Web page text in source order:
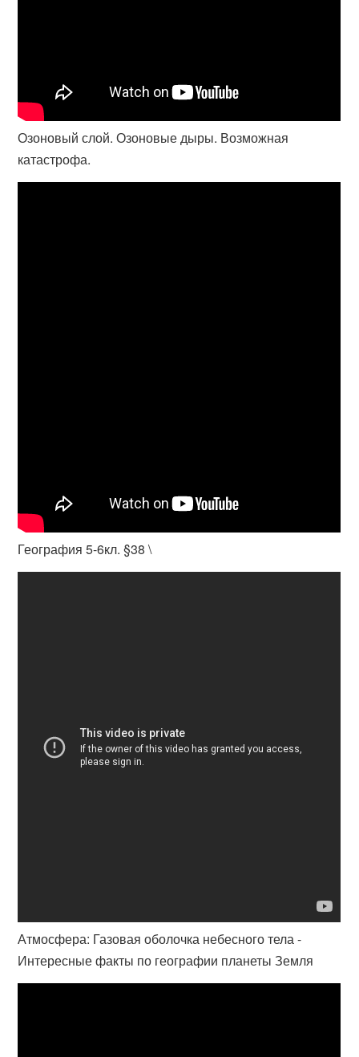
Озоновый слой. Озоновые дыры. Возможная
катастрофа.
География 5-6кл. §38 \
Атмосфера: Газовая оболочка небесного тела -
Интересные факты по географии планеты Земля